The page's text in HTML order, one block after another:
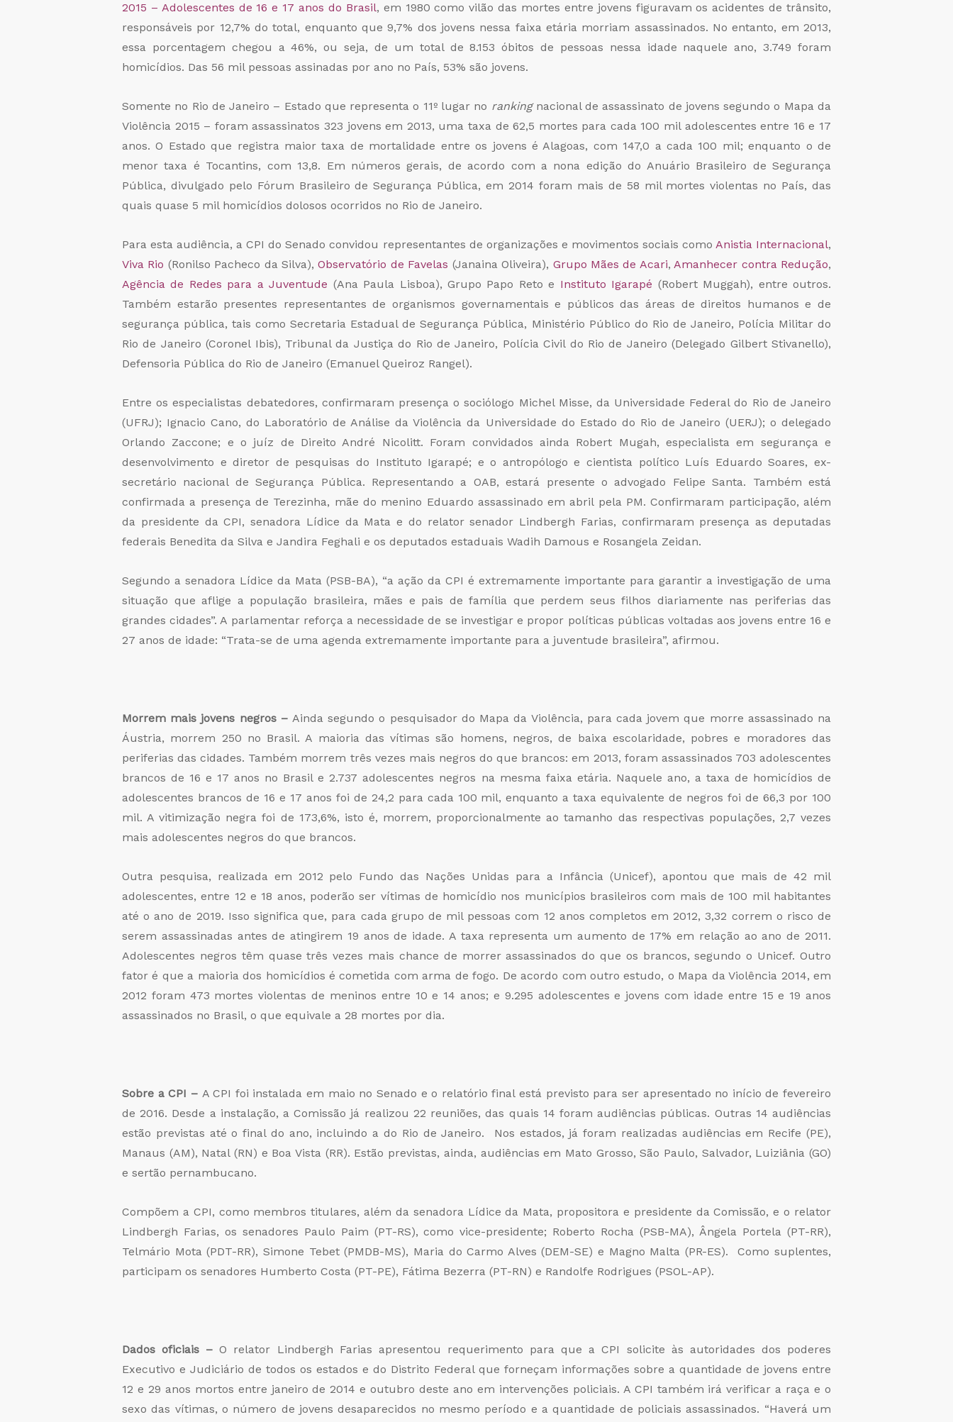
2015 – Adolescentes de 16 e 17 anos do Brasil, em 1980 como vilão das mortes entre jovens figuravam os acidentes de trânsito,
responsáveis por 12,7% do total, enquanto que 9,7% dos jovens nessa faixa etária morriam assassinados. No entanto, em 2013,
essa porcentagem chegou a 46%, ou seja, de um total de 8.153 óbitos de pessoas nessa idade naquele ano, 3.749 foram
homicídios. Das 56 mil pessoas assinadas por ano no País, 53% são jovens.
Somente no Rio de Janeiro – Estado que representa o 11º lugar no rankingnacional de assassinato de jovens segundo o Mapa da
Violência 2015 – foram assassinatos 323 jovens em 2013, uma taxa de 62,5 mortes para cada 100 mil adolescentes entre 16 e 17
anos. O Estado que registra maior taxa de mortalidade entre os jovens é Alagoas, com 147,0 a cada 100 mil; enquanto o de
menor taxa é Tocantins, com 13,8. Em números gerais, de acordo com a nona edição do Anuário Brasileiro de Segurança
Pública, divulgado pelo Fórum Brasileiro de Segurança Pública, em 2014 foram mais de 58 mil mortes violentas no País, das
quais quase 5 mil homicídios dolosos ocorridos no Rio de Janeiro.
Para esta audiência, a CPI do Senado convidou representantes de organizações e movimentos sociais como Anistia Internacional,
Viva Rio (Ronilso Pacheco da Silva),Observatório de Favelas (Janaina Oliveira), Grupo Mães de Acari,Amanhecer contra Redução,
Agência de Redes para a Juventude (Ana Paula Lisboa), Grupo Papo Reto e Instituto Igarapé (Robert Muggah), entre outros.
Também estarão presentes representantes de organismos governamentais e públicos das áreas de direitos humanos e de
segurança pública, tais como Secretaria Estadual de Segurança Pública, Ministério Público do Rio de Janeiro, Polícia Militar do
Rio de Janeiro (Coronel Ibis), Tribunal da Justiça do Rio de Janeiro, Polícia Civil do Rio de Janeiro (Delegado Gilbert Stivanello),
Defensoria Pública do Rio de Janeiro (Emanuel Queiroz Rangel).
Entre os especialistas debatedores, confirmaram presença o sociólogo Michel Misse, da Universidade Federal do Rio de Janeiro
(UFRJ); Ignacio Cano, do Laboratório de Análise da Violência da Universidade do Estado do Rio de Janeiro (UERJ); o delegado
Orlando Zaccone; e o juíz de Direito André Nicolitt. Foram convidados ainda Robert Mugah, especialista em segurança e
desenvolvimento e diretor de pesquisas do Instituto Igarapé; e o antropólogo e cientista político Luís Eduardo Soares, ex-
secretário nacional de Segurança Pública. Representando a OAB, estará presente o advogado Felipe Santa. Também está
confirmada a presença de Terezinha, mãe do menino Eduardo assassinado em abril pela PM. Confirmaram participação, além
da presidente da CPI, senadora Lídice da Mata e do relator senador Lindbergh Farias, confirmaram presença as deputadas
federais Benedita da Silva e Jandira Feghali e os deputados estaduais Wadih Damous e Rosangela Zeidan.
Segundo a senadora Lídice da Mata (PSB-BA), “a ação da CPI é extremamente importante para garantir a investigação de uma
situação que aflige a população brasileira, mães e pais de família que perdem seus filhos diariamente nas periferias das
grandes cidades”. A parlamentar reforça a necessidade de se investigar e propor políticas públicas voltadas aos jovens entre 16 e
27 anos de idade: “Trata-se de uma agenda extremamente importante para a juventude brasileira”, afirmou.
Morrem mais jovens negros –Ainda segundo o pesquisador do Mapa da Violência, para cada jovem que morre assassinado na
Áustria, morrem 250 no Brasil. A maioria das vítimas são homens, negros, de baixa escolaridade, pobres e moradores das
periferias das cidades. Também morrem três vezes mais negros do que brancos: em 2013, foram assassinados 703 adolescentes
brancos de 16 e 17 anos no Brasil e 2.737 adolescentes negros na mesma faixa etária. Naquele ano, a taxa de homicídios de
adolescentes brancos de 16 e 17 anos foi de 24,2 para cada 100 mil, enquanto a taxa equivalente de negros foi de 66,3 por 100
mil. A vitimização negra foi de 173,6%, isto é, morrem, proporcionalmente ao tamanho das respectivas populações, 2,7 vezes
mais adolescentes negros do que brancos.
Outra pesquisa, realizada em 2012 pelo Fundo das Nações Unidas para a Infância (Unicef), apontou que mais de 42 mil
adolescentes, entre 12 e 18 anos, poderão ser vítimas de homicídio nos municípios brasileiros com mais de 100 mil habitantes
até o ano de 2019. Isso significa que, para cada grupo de mil pessoas com 12 anos completos em 2012, 3,32 correm o risco de
serem assassinadas antes de atingirem 19 anos de idade. A taxa representa um aumento de 17% em relação ao ano de 2011.
Adolescentes negros têm quase três vezes mais chance de morrer assassinados do que os brancos, segundo o Unicef. Outro
fator é que a maioria dos homicídios é cometida com arma de fogo. De acordo com outro estudo, o Mapa da Violência 2014, em
2012 foram 473 mortes violentas de meninos entre 10 e 14 anos; e 9.295 adolescentes e jovens com idade entre 15 e 19 anos
assassinados no Brasil, o que equivale a 28 mortes por dia.
Sobre a CPI – A CPI foi instalada em maio no Senado e o relatório final está previsto para ser apresentado no início de fevereiro
de 2016. Desde a instalação, a Comissão já realizou 22 reuniões, das quais 14 foram audiências públicas. Outras 14 audiências
estão previstas até o final do ano, incluindo a do Rio de Janeiro. Nos estados, já foram realizadas audiências em Recife (PE),
Manaus (AM), Natal (RN) e Boa Vista (RR). Estão previstas, ainda, audiências em Mato Grosso, São Paulo, Salvador, Luiziânia (GO)
e sertão pernambucano.
Compõem a CPI, como membros titulares, além da senadora Lídice da Mata, propositora e presidente da Comissão, e o relator
Lindbergh Farias, os senadores Paulo Paim (PT-RS), como vice-presidente; Roberto Rocha (PSB-MA), Ângela Portela (PT-RR),
Telmário Mota (PDT-RR), Simone Tebet (PMDB-MS), Maria do Carmo Alves (DEM-SE) e Magno Malta (PR-ES). Como suplentes,
participam os senadores Humberto Costa (PT-PE), Fátima Bezerra (PT-RN) e Randolfe Rodrigues (PSOL-AP).
Dados oficiais –O relator Lindbergh Farias apresentou requerimento para que a CPI solicite às autoridades dos poderes
Executivo e Judiciário de todos os estados e do Distrito Federal que forneçam informações sobre a quantidade de jovens entre
12 e 29 anos mortos entre janeiro de 2014 e outubro deste ano em intervenções policiais. A CPI também irá verificar a raça e o
sexo das vítimas, o número de jovens desaparecidos no mesmo período e a quantidade de policiais assassinados. “Haverá um